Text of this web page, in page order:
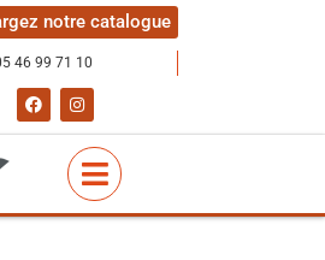
notre catalogue
46 99 71 10